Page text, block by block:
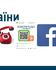
свою мову